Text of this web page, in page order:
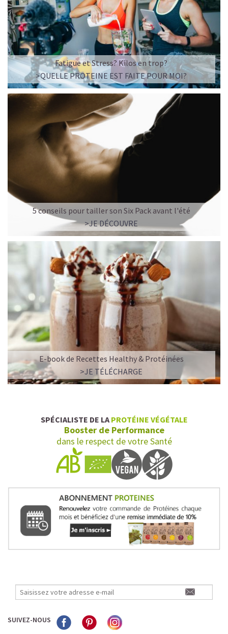
Imaginez un caramel fondant qui se mêle à un café
frappé crémeux, sans sucre raffiné et boosté en
protéines végétales.
C’est la boisson plaisir par excellence — celle qui
réconcilie dessert glacé et nutrition.
Résultat : un corps rassasié, une énergie durable, et zéro
fringale. Pour les gourmands qui veulent se faire plaisir
sans sacrifier leurs objectifs.
Découvrir le Café frappé au Caramel Protéiné
🍫 MOCHA GLACÉ PROTÉINÉ
L’ALLIANCE PARFAITE ENTRE PLAISIR ET
PERFORMANCE
Cacao pur, café expresso et lait végétal fusionnent dans
une boisson veloutée et énergisante.
Une vraie caresse chocolatée, riche en protéines, léger
pour ne jamais peser.
Pour les accros au chocolat qui veulent booster leurs
journées avec goût et équilibre.
Mocha Glacé Protéiné
🍵 MATCHA LATTE GLACÉ
Fatigue et Stress? Kilos en trop?
>QUELLE PROTEINE EST FAITE POUR MOI?
5 conseils pour tailler son Six Pack avant l'été
>JE DÉCOUVRE
E-book de Recettes Healthy & Protéinées
>JE TÉLÉCHARGE
SPÉCIALISTE DE LA PROTÉINE VÉGÉTALE
Booster de Performance
dans le respect de votre Santé
SUIVEZ-NOUS